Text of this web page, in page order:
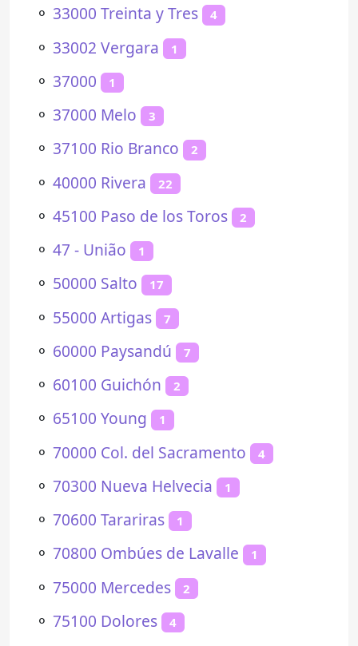
⚬ 33000 Treinta y Tres 4
⚬ 33002 Vergara 1
⚬ 37000 1
⚬ 37000 Melo 3
⚬ 37100 Rio Branco 2
⚬ 40000 Rivera 22
⚬ 45100 Paso de los Toros 2
⚬ 47 - União 1
⚬ 50000 Salto 17
⚬ 55000 Artigas 7
⚬ 60000 Paysandú 7
⚬ 60100 Guichón 2
⚬ 65100 Young 1
⚬ 70000 Col. del Sacramento 4
⚬ 70300 Nueva Helvecia 1
⚬ 70600 Tarariras 1
⚬ 70800 Ombúes de Lavalle 1
⚬ 75000 Mercedes 2
⚬ 75100 Dolores 4